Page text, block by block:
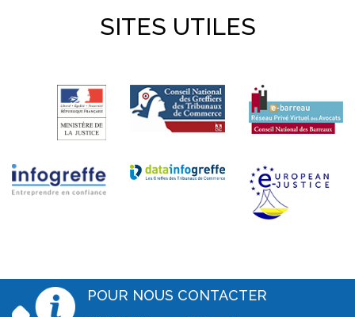
SITES UTILES
POUR NOUS CONTACTER